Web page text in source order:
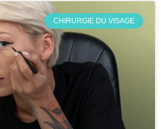
CHIRURGIE DU VISAGE